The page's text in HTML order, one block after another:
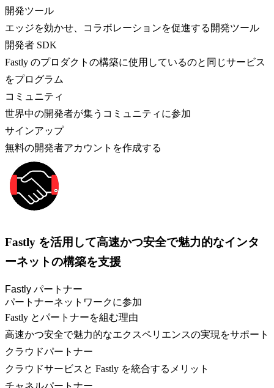
開発ツール
エッジを効かせ、コラボレーションを促進する開発ツール
開発者 SDK
Fastly のプロダクトの構築に使用しているのと同じサービス
をプログラム
コミュニティ
世界中の開発者が集うコミュニティに参加
サインアップ
無料の開発者アカウントを作成する
Fastly を活用して高速かつ安全で魅力的なインタ
ーネットの構築を支援
Fastly パートナー
パートナーネットワークに参加
Fastly とパートナーを組む理由
高速かつ安全で魅力的なエクスペリエンスの実現をサポート
クラウドパートナー
クラウドサービスと Fastly を統合するメリット
チャネルパートナー